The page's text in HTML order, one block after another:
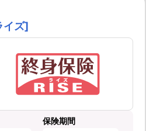
イズ]
保険期間